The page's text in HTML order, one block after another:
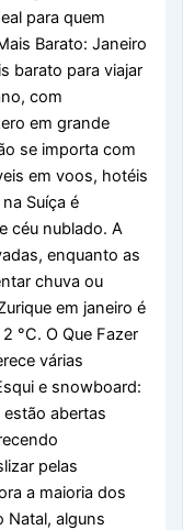
para quem
Barato: Janeiro
barato para viajar
com
em grande
se importa com
em voos, hotéis
Suíça é
céu nublado. A
enquanto as
chuva ou
em janeiro é
°C. O Que Fazer
várias
e snowboard:
abertas
pelas
a maioria dos
Natal, alguns